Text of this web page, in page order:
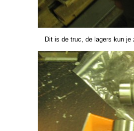
Dit is de truc, de lagers kun